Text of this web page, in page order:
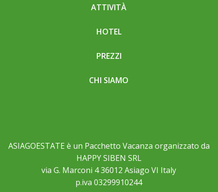
ATTIVITÀ
HOTEL
PREZZI
CHI SIAMO
ASIAGOESTATE è un Pacchetto Vacanza organizzato da
HAPPY SIBEN SRL
via G. Marconi 4 36012 Asiago VI Italy
p.iva 03299910244